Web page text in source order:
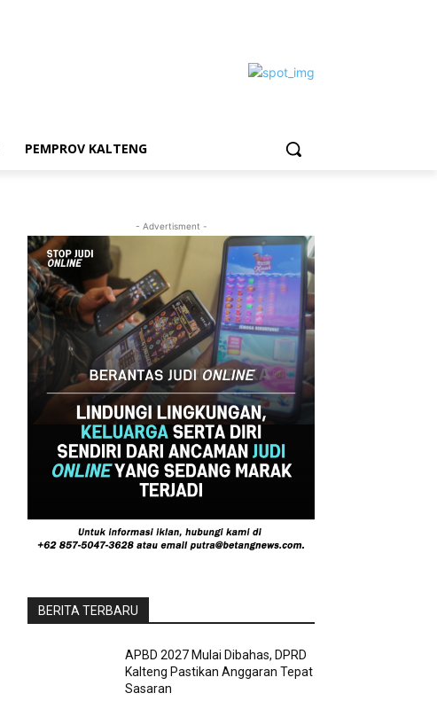
PEMPROV KALTENG
- Advertisment -
BERITA TERBARU
APBD 2027 Mulai Dibahas, DPRD
Kalteng Pastikan Anggaran Tepat
Sasaran